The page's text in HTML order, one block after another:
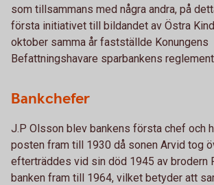
som tillsammans med några andra, på
första initiativet till bildandet av Östra
oktober samma år fastställde Konungens
Befattningshavare sparbankens
Bankchefer
J.P Olsson blev bankens första chef och
posten fram till 1930 då sonen Arvid tog
efterträddes vid sin död 1945 av brodern
banken fram till 1964, vilket betyder att